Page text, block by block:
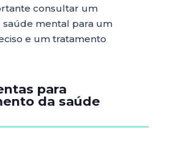
consultar um
saúde mental para um
e um tratamento
para
da saúde